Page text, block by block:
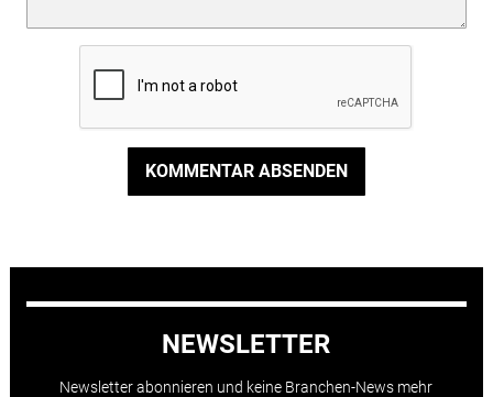
KOMMENTAR ABSENDEN
NEWSLETTER
Newsletter abonnieren und keine Branchen-News mehr